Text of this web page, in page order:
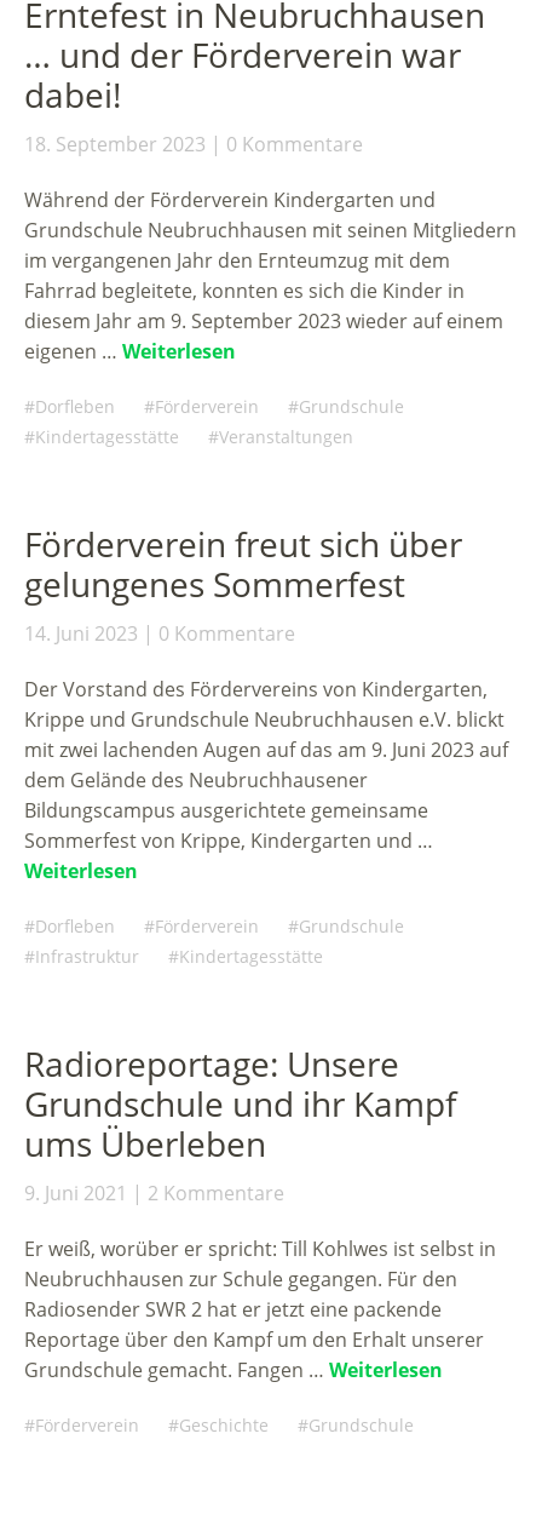
Erntefest in Neubruchhausen
… und der Förderverein war
dabei!
18. September 2023 0 Kommentare
Während der Förderverein Kindergarten und
Grundschule Neubruchhausen mit seinen Mitgliedern
im vergangenen Jahr den Ernteumzug mit dem
Fahrrad begleitete, konnten es sich die Kinder in
diesem Jahr am 9. September 2023 wieder auf einem
eigenen … Weiterlesen
Dorfleben Förderverein
Grundschule
Kindertagesstätte
Veranstaltungen
Förderverein freut sich über
gelungenes Sommerfest
14. Juni 2023 0 Kommentare
Der Vorstand des Fördervereins von Kindergarten,
Krippe und Grundschule Neubruchhausen e.V. blickt
mit zwei lachenden Augen auf das am 9. Juni 2023 auf
dem Gelände des Neubruchhausener
Bildungscampus ausgerichtete gemeinsame
Sommerfest von Krippe, Kindergarten und …
Weiterlesen
Dorfleben Förderverein
Grundschule
Infrastruktur
Kindertagesstätte
Radioreportage: Unsere
Grundschule und ihr Kampf
ums Überleben
9. Juni 2021 2 Kommentare
Er weiß, worüber er spricht: Till Kohlwes ist selbst in
Neubruchhausen zur Schule gegangen. Für den
Radiosender SWR 2 hat er jetzt eine packende
Reportage über den Kampf um den Erhalt unserer
Grundschule gemacht. Fangen … Weiterlesen
Förderverein Geschichte Grundschule